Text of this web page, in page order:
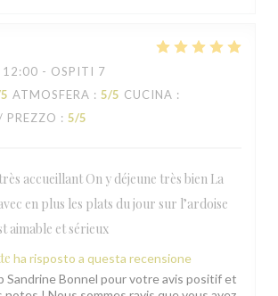
12:00 - OSPITI 7
ATMOSFERA : 5/5 CUCINA :
PREZZO : 5/5
accueillant On y déjeune très bien La
en plus les plats du jour sur l’ardoise
aimable et sérieux
ha risposto a questa recensione
Sandrine Bonnel pour votre avis positif et